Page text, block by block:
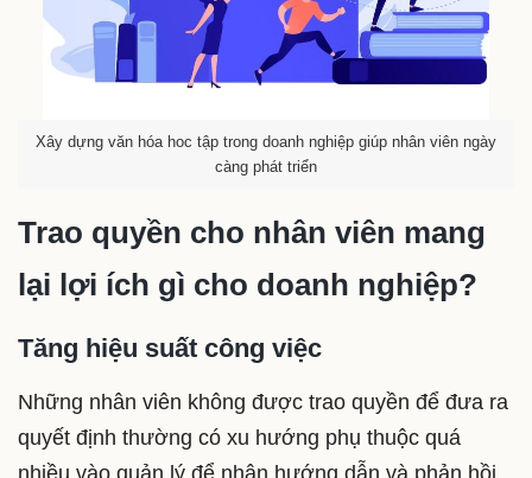
Xây dựng văn hóa hoc tập trong doanh nghiệp giúp nhân viên ngày
càng phát triển
Trao quyền cho nhân viên mang
lại lợi ích gì cho doanh nghiệp?
Tăng hiệu suất công việc
Những nhân viên không được trao quyền để đưa ra
quyết định thường có xu hướng phụ thuộc quá